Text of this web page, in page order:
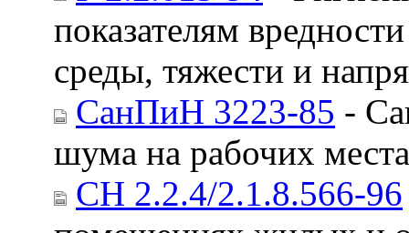
показателям
среды, тяжести и
СанПиН 3223-85 -
шума на рабочих
СН 2.2.4/2.1.8.566-96